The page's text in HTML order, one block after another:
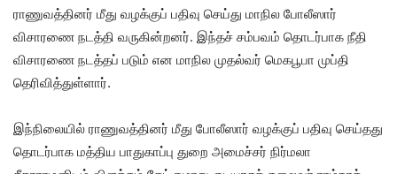
ராணுவத்தினர் மீது வழக்குப் பதிவு செய்து மாநில போலீஸார்
விசாரணை நடத்தி வருகின்றனர். இந்தச் சம்பவம் தொடர்பாக நீதி
விசாரணை நடத்தப் படும் என மாநில முதல்வர் மெகபூபா முப்தி
தெரிவித்துள்ளார்.
இந்நிலையில் ராணுவத்தினர் மீது போலீஸார் வழக்குப் பதிவு செய்தது
தொடர்பாக மத்திய பாதுகாப்பு துறை அமைச்சர் நிர்மலா